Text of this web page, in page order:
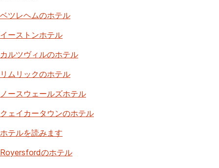
ベツレヘムのホテル
イーストンホテル
カルツヴィルのホテル
リムリックのホテル
ノースウェールズホテル
クェイカータウンのホテル
ホテルを読みます
Royersfordのホテル